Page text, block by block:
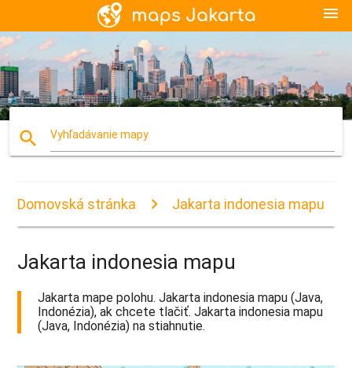
menu
search Vyhľadávanie mapy
Domovská stránka Jakarta indonesia mapu
Jakarta indonesia mapu
Jakarta mape polohu. Jakarta indonesia mapu (Java,
Indonézia), ak chcete tlačiť. Jakarta indonesia mapu
(Java, Indonézia) na stiahnutie.